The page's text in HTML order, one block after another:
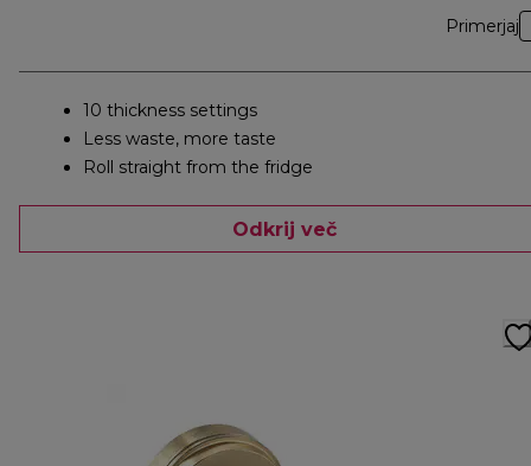
Primerjaj
10 thickness settings
Less waste, more taste
Roll straight from the fridge
Odkrij več